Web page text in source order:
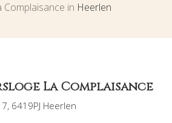
in Heerlen
La Complaisance
6419PJ Heerlen